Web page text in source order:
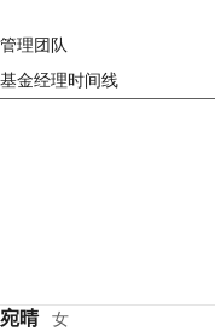
管理团队
基金经理时间线
宛晴 女